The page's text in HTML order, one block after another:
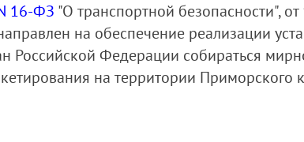
16-ФЗ "О транспортной безопасности",
на обеспечение реализации
Российской Федерации собираться
на территории Приморского